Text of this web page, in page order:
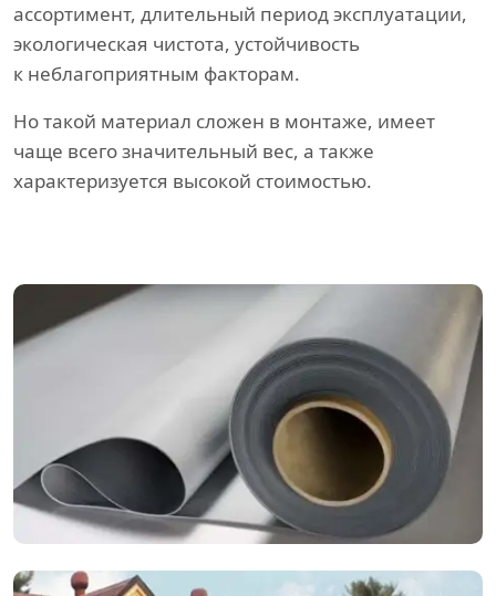
ассортимент, длительный период эксплуатации,
экологическая чистота, устойчивость
к неблагоприятным факторам.
Но такой материал сложен в монтаже, имеет
чаще всего значительный вес, а также
характеризуется высокой стоимостью.